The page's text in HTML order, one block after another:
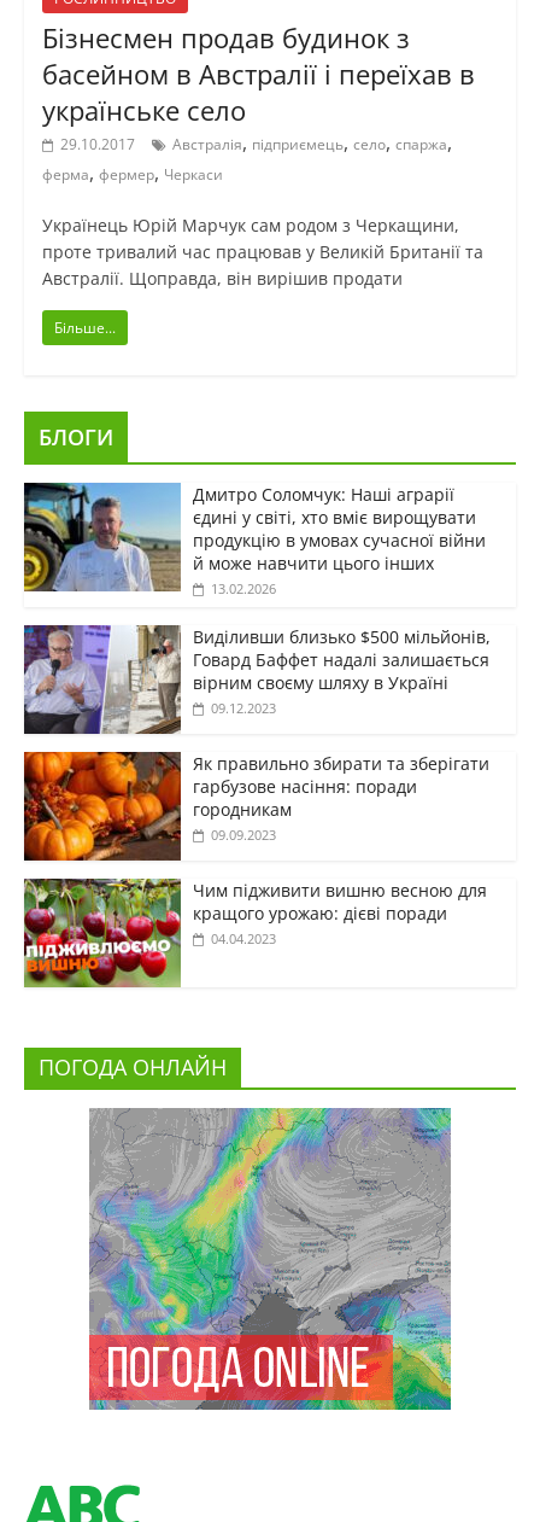
Бізнесмен продав будинок з
басейном в Австралії і переїхав в
українське село
29.10.2017 Австралія, підприємець, село, спаржа,
ферма, фермер, Черкаси
Українець Юрій Марчук сам родом з Черкащини,
проте тривалий час працював у Великій Британії та
Австралії. Щоправда, він вирішив продати
Більше...
БЛОГИ
Дмитро Соломчук: Наші аграрії
єдині у світі, хто вміє вирощувати
продукцію в умовах сучасної війни
й може навчити цього інших
13.02.2026
Виділивши близько $500 мільйонів,
Говард Баффет надалі залишається
вірним своєму шляху в Україні
09.12.2023
Як правильно збирати та зберігати
гарбузове насіння: поради
городникам
09.09.2023
Чим підживити вишню весною для
кращого урожаю: дієві поради
04.04.2023
ПОГОДА ОНЛАЙН